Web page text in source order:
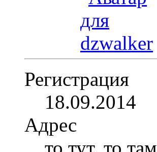
Регистрация
18.09.2014
Адрес